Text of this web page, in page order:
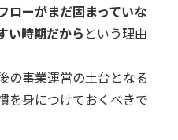
ローがまだ固まっていな
い時期だから という理由
の事業運営の土台となる
を身につけておくべきで